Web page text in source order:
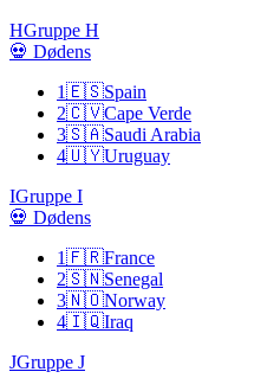
HGruppe H
💀 Dødens
1🇪🇸Spain
2🇨🇻Cape Verde
3🇸🇦Saudi Arabia
4🇺🇾Uruguay
IGruppe I
💀 Dødens
1🇫🇷France
2🇸🇳Senegal
3🇳🇴Norway
4🇮🇶Iraq
JGruppe J